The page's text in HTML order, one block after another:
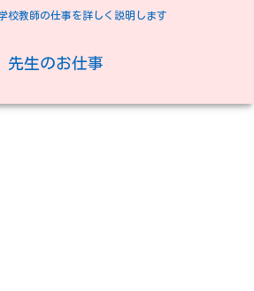
校教師の仕事を詳しく説明します
先生のお仕事